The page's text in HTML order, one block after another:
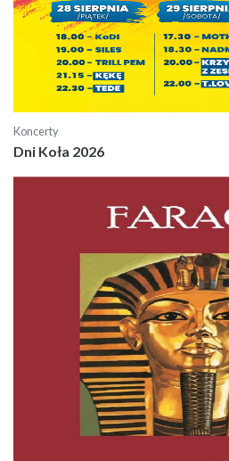
Koncerty
Dni Koła 2026